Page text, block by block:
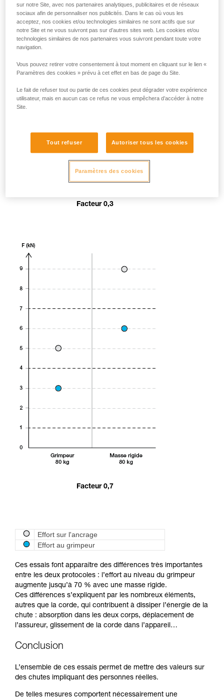
Facteur 0,3
Facteur 0,7
Effort sur l'ancrage
Effort au grimpeur
Ces essais font apparaître des différences très importantes
entre les deux protocoles : l’effort au niveau du grimpeur
augmente jusqu’à 70 % avec une masse rigide.
Ces différences s’expliquent par les nombreux éléments,
autres que la corde, qui contribuent à dissiper l’énergie de la
chute : absorption dans les deux corps, déplacement de
l’assureur, glissement de la corde dans l’appareil…
Conclusion
L’ensemble de ces essais permet de mettre des valeurs sur
des chutes impliquant des personnes réelles.
De telles mesures comportent nécessairement une
sur notre Site, avec nos partenaires analytiques, publicitaires et de réseaux
sociaux afin de personnaliser nos publicités. Dans le cas où vous les
acceptez, nos cookies et/ou technologies similaires ne sont actifs que sur
notre Site et ne vous suivront pas sur d’autres sites web. Les cookies et/ou
technologies similaires de nos partenaires vous suivront pendant toute votre
navigation.
Vous pouvez retirer votre consentement à tout moment en cliquant sur le lien «
Paramètres des cookies » prévu à cet effet en bas de page du Site.
Le fait de refuser tout ou partie de ces cookies peut dégrader votre expérience
utilisateur, mais en aucun cas ce refus ne vous empêchera d’accéder à notre
Site.
Tout refuser Autoriser tous les cookies
Paramètres des cookies